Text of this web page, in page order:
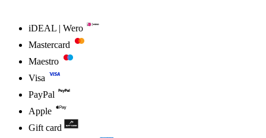
iDEAL | Wero
Mastercard
Maestro
Visa
PayPal
Apple
Gift card